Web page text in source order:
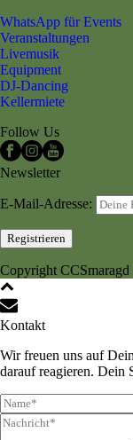
WhatsApp für Events
Veranstaltungen
Livemusik
Equipment
DJ-Dancing
Kellermiete
Follow Us
Newsletter
E-Mail-Adresse:
Copyright
Kontakt
Wir freuen uns auf
darauf reagieren. Dein